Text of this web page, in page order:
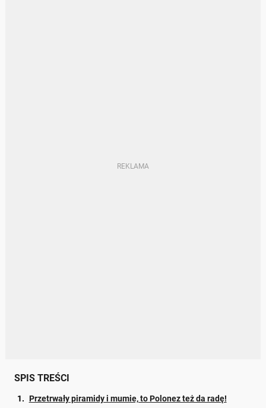
SPIS TREŚCI
Przetrwały piramidy i mumie, to Polonez też da radę!